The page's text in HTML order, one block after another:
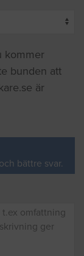
kommer
bunden att
är
bättre svar.